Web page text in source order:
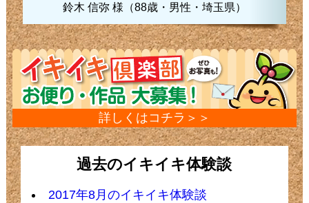
鈴木 信弥 様（88歳・男性・埼玉県）
詳しくはコチラ＞＞
過去のイキイキ体験談
2017年8月のイキイキ体験談